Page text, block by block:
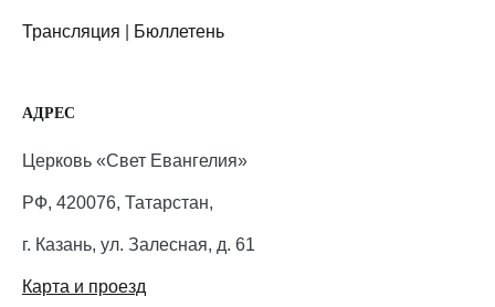
Трансляция Бюллетень
АДРЕС
Церковь «Свет Евангелия»
РФ, 420076, Татарстан,
г. Казань, ул. Залесная, д. 61
Карта и проезд